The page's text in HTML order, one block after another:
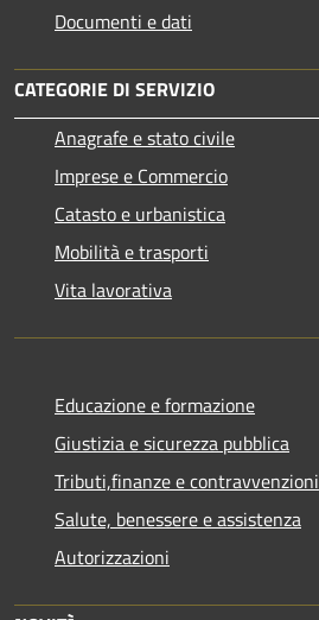
Documenti e dati
CATEGORIE DI SERVIZIO
Anagrafe e stato civile
Imprese e Commercio
Catasto e urbanistica
Mobilità e trasporti
Vita lavorativa
Educazione e formazione
Giustizia e sicurezza pubblica
Tributi,finanze e contravvenzioni
Salute, benessere e assistenza
Autorizzazioni